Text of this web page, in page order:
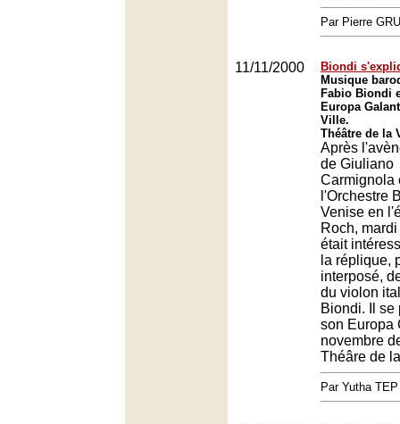
Par Pierre
11/11/2000
Biondi
Musique
Fabio Biondi
Europa
Ville.
Théâtre de la
Après
de Giuliano
Carmignola
l'Orchestre
Venise en
Roch,
était
la réplique,
interposé,
du violon
Biondi. Il se
son Europa
novembre
Théâre de
Par Yutha TEP